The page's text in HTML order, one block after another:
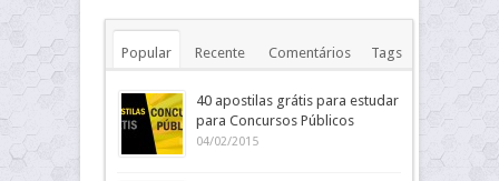
Popular Recente Comentários Tags
40 apostilas grátis para estudar
para Concursos Públicos
04/02/2015